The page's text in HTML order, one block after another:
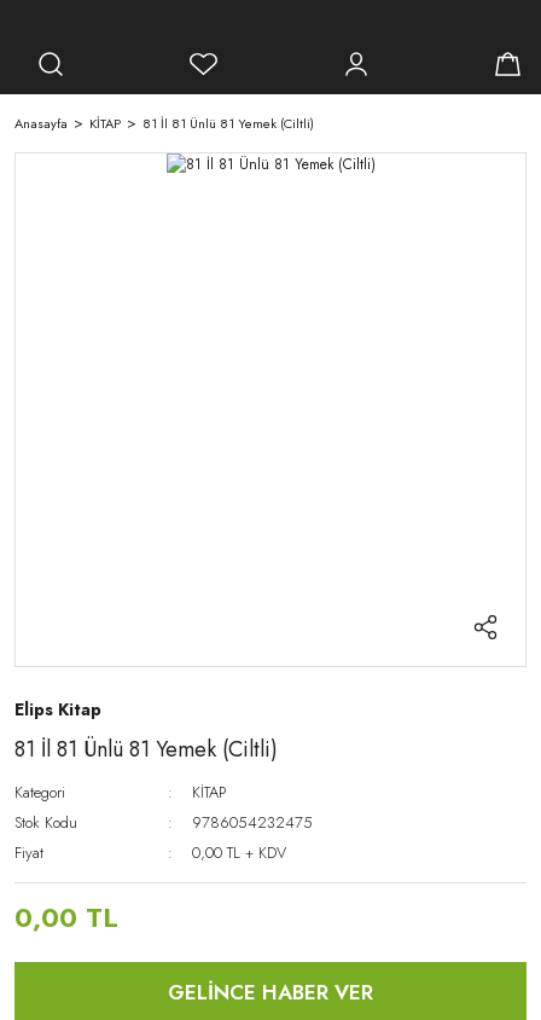
Anasayfa KİTAP 81 İl 81 Ünlü 81 Yemek (Ciltli)
Elips Kitap
81 İl 81 Ünlü 81 Yemek (Ciltli)
Kategori
KİTAP
Stok Kodu
9786054232475
Fiyat
0,00 TL + KDV
0,00 TL
GELİNCE HABER VER